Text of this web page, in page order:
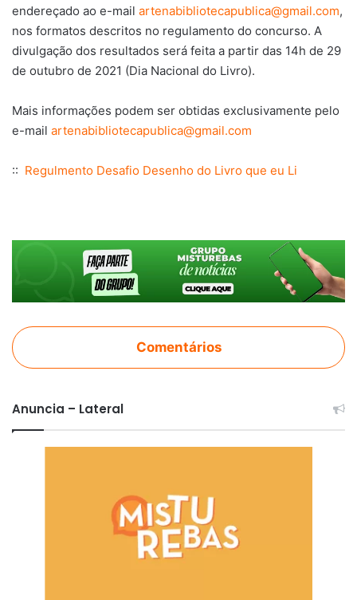
endereçado ao e-mail artenabibliotecapublica@gmail.com,
nos formatos descritos no regulamento do concurso. A
divulgação dos resultados será feita a partir das 14h de 29
de outubro de 2021 (Dia Nacional do Livro).
Mais informações podem ser obtidas exclusivamente pelo
e-mail artenabibliotecapublica@gmail.com
:: Regulmento Desafio Desenho do Livro que eu Li
Comentários
Anuncia – Lateral